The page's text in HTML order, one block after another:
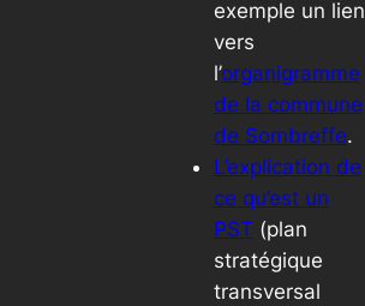
exemple un lien
vers
l’organigramme
de la commune
de Sombreffe.
L’explication de
ce qu’est un
PST (plan
stratégique
transversal